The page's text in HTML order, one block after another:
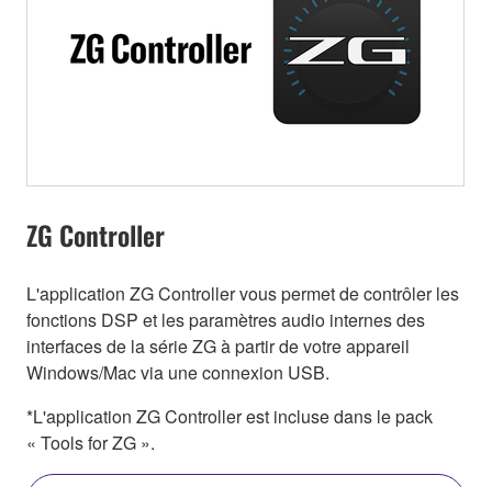
ZG Controller
L'application ZG Controller vous permet de contrôler les
fonctions DSP et les paramètres audio internes des
interfaces de la série ZG à partir de votre appareil
Windows/Mac via une connexion USB.
*L'application ZG Controller est incluse dans le pack
« Tools for ZG ».